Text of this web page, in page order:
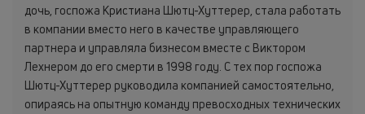
дочь, госпожа Кристиана Шютц-Хуттерер, стала работать
в компании вместо него в качестве управляющего
партнера и управляла бизнесом вместе с Виктором
Лехнером до его смерти в 1998 году. С тех пор госпожа
Шютц-Хуттерер руководила компанией самостоятельно,
опираясь на опытную команду превосходных технических